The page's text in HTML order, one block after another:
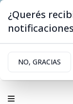
¿Querés
NO, GRACIAS